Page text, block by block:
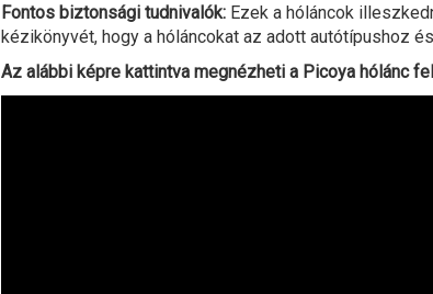
Fontos biztonsági tudnivalók: Ezek a hóláncok
kézikönyvét, hogy a hóláncokat az adott autótípushoz
Az alábbi képre kattintva megnézheti a Picoya hólánc